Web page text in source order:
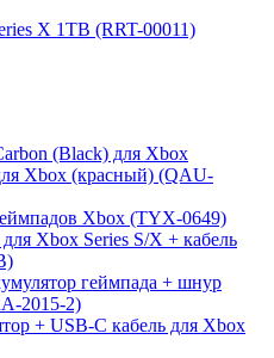
X 1TB (RRT-00011)
(Black) для Xbox
Xbox (красный) (QAU-
Xbox (TYX-0649)
Xbox Series S/X + кабель
геймпада + шнур
2015-2)
+ USB-C кабель для Xbox